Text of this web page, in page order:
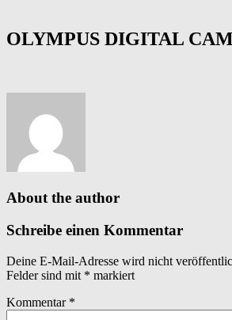
OLYMPUS DIGITAL
About the author
Schreibe einen Kommentar
Deine E-Mail-Adresse wird nicht
Felder sind mit * markiert
Kommentar *